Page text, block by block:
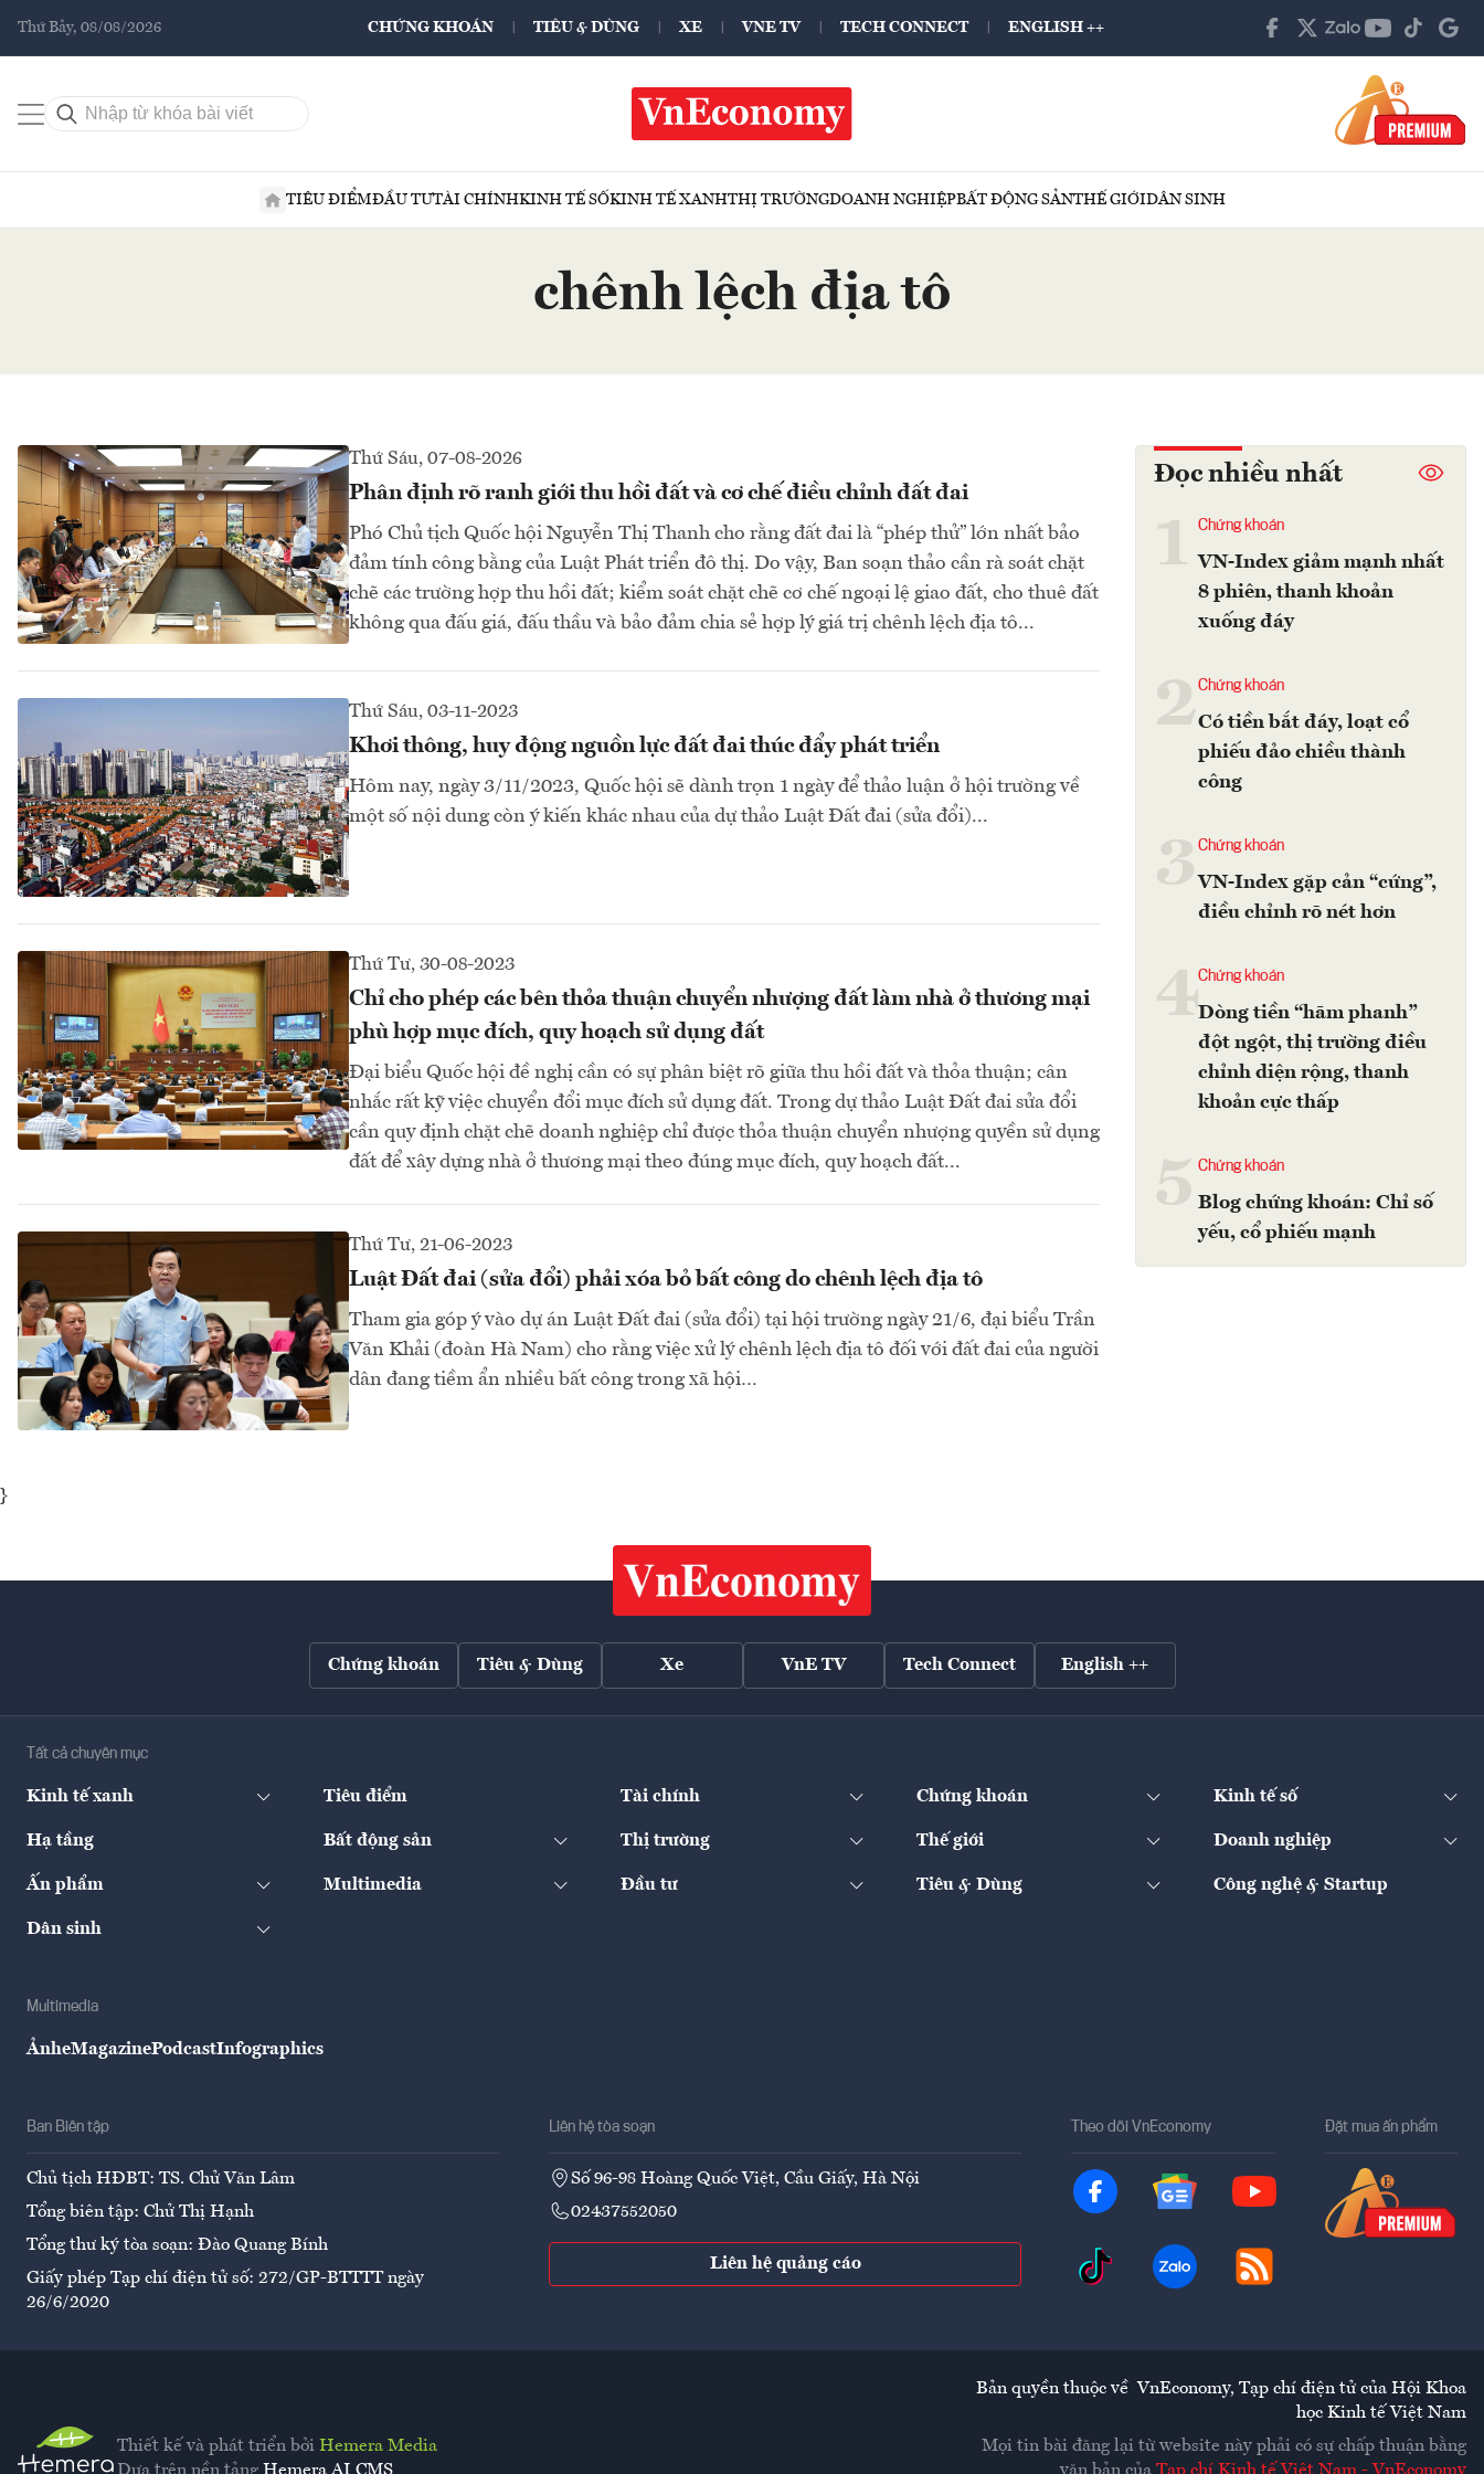
Thứ Bảy, 08/08/2026 CHỨNG KHOÁN TIÊU & DÙNG XE VNE TV TECH CONNECT ENGLISH ++
TIÊU ĐIỂMĐẦU TƯTÀI CHÍNHKINH TẾ SỐKINH TẾ XANHTHỊ TRƯỜNGDOANH NGHIỆPBẤT ĐỘNG SẢNTHẾ GIỚIDÂN SINH
chênh lệch địa tô
Thứ Sáu, 07-08-2026
Phân định rõ ranh giới thu hồi đất và cơ chế điều chỉnh đất đai
Phó Chủ tịch Quốc hội Nguyễn Thị Thanh cho rằng đất đai là “phép thử” lớn nhất bảo
đảm tính công bằng của Luật Phát triển đô thị. Do vậy, Ban soạn thảo cần rà soát chặt
chẽ các trường hợp thu hồi đất; kiểm soát chặt chẽ cơ chế ngoại lệ giao đất, cho thuê đất
không qua đấu giá, đấu thầu và bảo đảm chia sẻ hợp lý giá trị chênh lệch địa tô...
Thứ Sáu, 03-11-2023
Khơi thông, huy động nguồn lực đất đai thúc đẩy phát triển
Hôm nay, ngày 3/11/2023, Quốc hội sẽ dành trọn 1 ngày để thảo luận ở hội trường về
một số nội dung còn ý kiến khác nhau của dự thảo Luật Đất đai (sửa đổi)...
Thứ Tư, 30-08-2023
Chỉ cho phép các bên thỏa thuận chuyển nhượng đất làm nhà ở thương mại
phù hợp mục đích, quy hoạch sử dụng đất
Đại biểu Quốc hội đề nghị cần có sự phân biệt rõ giữa thu hồi đất và thỏa thuận; cân
nhắc rất kỹ việc chuyển đổi mục đích sử dụng đất. Trong dự thảo Luật Đất đai sửa đổi
cần quy định chặt chẽ doanh nghiệp chỉ được thỏa thuận chuyển nhượng quyền sử dụng
đất để xây dựng nhà ở thương mại theo đúng mục đích, quy hoạch đất...
Thứ Tư, 21-06-2023
Luật Đất đai (sửa đổi) phải xóa bỏ bất công do chênh lệch địa tô
Tham gia góp ý vào dự án Luật Đất đai (sửa đổi) tại hội trường ngày 21/6, đại biểu Trần
Văn Khải (đoàn Hà Nam) cho rằng việc xử lý chênh lệch địa tô đối với đất đai của người
dân đang tiềm ẩn nhiều bất công trong xã hội…
Đọc nhiều nhất
Chứng khoán
VN-Index giảm mạnh nhất
8 phiên, thanh khoản
xuống đáy
2Chứng khoán
Có tiền bắt đáy, loạt cổ
phiếu đảo chiều thành
công
Chứng khoán
VN-Index gặp cản “cứng”,
điều chỉnh rõ nét hơn
4Chứng khoán
Dòng tiền “hãm phanh”
đột ngột, thị trường điều
chỉnh diện rộng, thanh
khoản cực thấp
Chứng khoán
Blog chứng khoán: Chỉ số
yếu, cổ phiếu mạnh
}
Chứng khoán Tiêu & Dùng Xe VnE TV Tech Connect English ++
Tất cả chuyên mục
Kinh tế xanh Tiêu điểm Tài chính Chứng khoán Kinh tế số
Hạ tầng Bất động sản Thị trường Thế giới Doanh nghiệp
Ấn phẩm Multimedia Đầu tư Tiêu & Dùng Công nghệ & Startup
Dân sinh
Multimedia
ẢnheMagazinePodcastInfographics
Ban Biên tập
Chủ tịch HĐBT: TS. Chử Văn Lâm
Tổng biên tập: Chử Thị Hạnh
Tổng thư ký tòa soạn: Đào Quang Bính
Giấy phép Tạp chí điện tử số: 272/GP-BTTTT ngày
26/6/2020
Liên hệ tòa soạn
Số 96-98 Hoàng Quốc Việt, Cầu Giấy, Hà Nội
02437552050
Liên hệ quảng cáo
Theo dõi VnEconomy Đặt mua ấn phẩm
Thiết kế và phát triển bởi Hemera Media
Bản quyền thuộc về VnEconomy, Tạp chí điện tử của Hội Khoa
học Kinh tế Việt Nam
Mọi tin bài đăng lại từ website này phải có sự chấp thuận bằng